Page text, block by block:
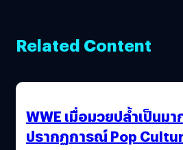
Related Content
WWE เมื่อมวยปล้ำเป็นม
ปรากฏการณ์ Pop